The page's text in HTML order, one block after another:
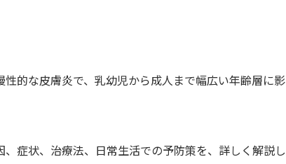
的な皮膚炎で、乳幼児から成人まで幅広い年齢層に影
症状、治療法、日常生活での予防策を、詳しく解説し